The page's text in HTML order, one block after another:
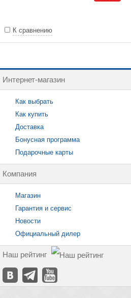
К сравнению
Интернет-магазин
Как выбрать
Как купить
Доставка
Бонусная программа
Подарочные карты
Компания
Магазин
Гарантия и сервис
Новости
Официальный дилер
Наш рейтинг